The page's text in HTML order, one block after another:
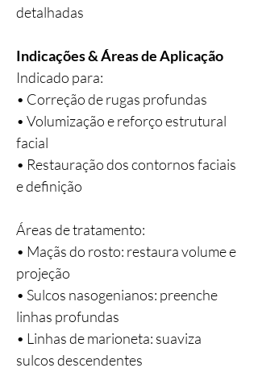
detalhadas
Indicações & Áreas de Aplicação
Indicado para:
• Correção de rugas profundas
• Volumização e reforço estrutural
facial
• Restauração dos contornos faciais
e definição
Áreas de tratamento:
• Maçãs do rosto: restaura volume e
projeção
• Sulcos nasogenianos: preenche
linhas profundas
• Linhas de marioneta: suaviza
sulcos descendentes